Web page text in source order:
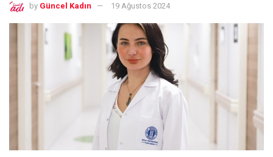
by Güncel Kadın 19 Ağustos 2024